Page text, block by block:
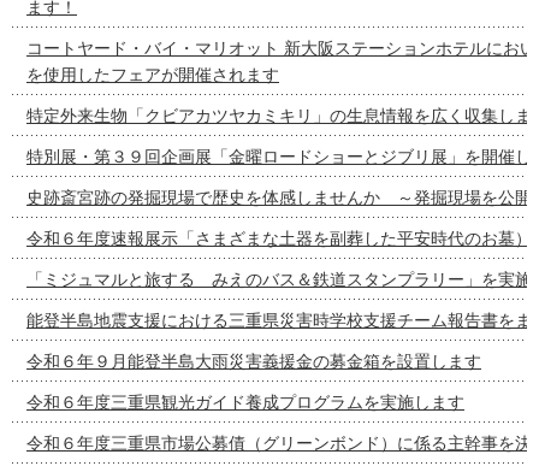
ます！
コートヤード・バイ・マリオット 新大阪ステーションホテルにお
を使用したフェアが開催されます
特定外来生物「クビアカツヤカミキリ」の生息情報を広く収集しま
特別展・第３９回企画展「金曜ロードショーとジブリ展」を開催し
史跡斎宮跡の発掘現場で歴史を体感しませんか ～発掘現場を公開
令和６年度速報展示「さまざまな土器を副葬した平安時代のお墓）
「ミジュマルと旅する みえのバス＆鉄道スタンプラリー」を実施
能登半島地震支援における三重県災害時学校支援チーム報告書をま
令和６年９月能登半島大雨災害義援金の募金箱を設置します
令和６年度三重県観光ガイド養成プログラムを実施します
令和６年度三重県市場公募債（グリーンボンド）に係る主幹事を決